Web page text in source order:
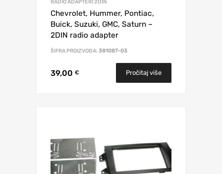
RADIO ADAPTERI 2DIN
Chevrolet, Hummer, Pontiac,
Buick, Suzuki, GMC, Saturn –
2DIN radio adapter
ŠIFRA PROIZVODA: 381087-03
39,00 € Pročitaj više